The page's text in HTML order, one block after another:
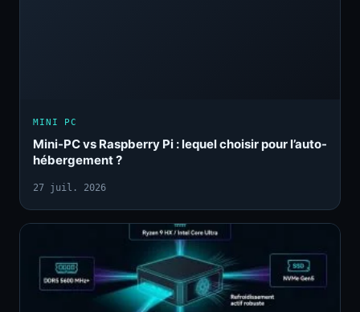
MINI PC
Mini-PC vs Raspberry Pi : lequel choisir pour l’auto-
hébergement ?
27 juil. 2026